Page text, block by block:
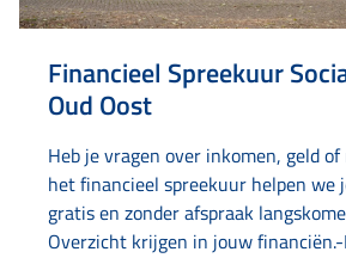
Financieel Spreekuur
Oud Oost
Heb je vragen over inkomen, geld
het financieel spreekuur helpen we
gratis en zonder afspraak
Overzicht krijgen in jouw